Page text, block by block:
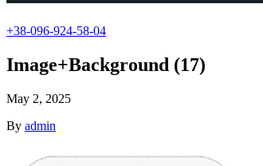
+38-096-924-58-04
Image+Background (17)
May 2, 2025
By admin